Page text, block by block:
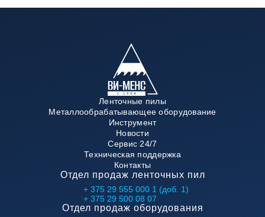
Отдел продаж ленточных пил
+ 375 29 555 000 1 (доб. 1)
+ 375 29 500 08 07
Отдел продаж оборудования
Ленточные пилы
Металлообрабатывающее оборудование
Инструмент
Новости
Сервис 24/7
Техническая поддержка
Контакты